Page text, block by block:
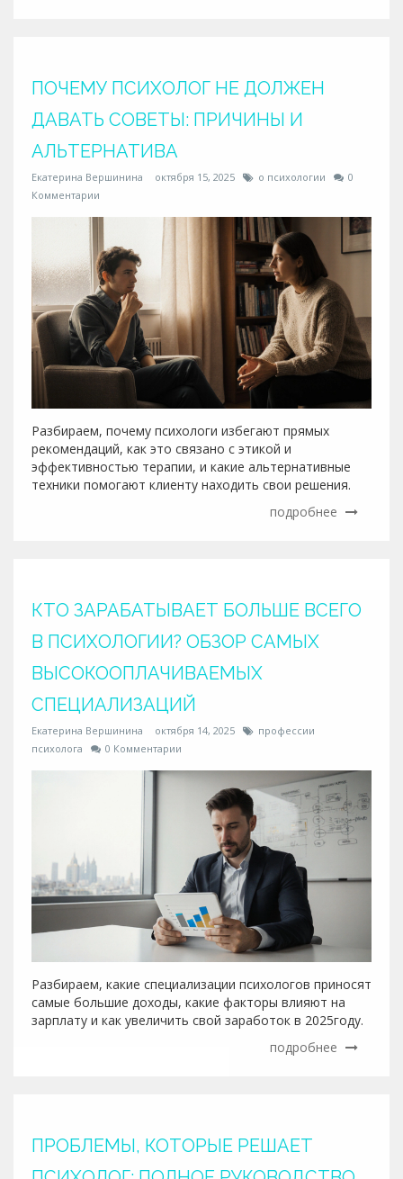
ПОЧЕМУ ПСИХОЛОГ НЕ ДОЛЖЕН
ДАВАТЬ СОВЕТЫ: ПРИЧИНЫ И
АЛЬТЕРНАТИВА
Екатерина Вершинина октября 15, 2025 о психологии
0
Комментарии
Разбираем, почему психологи избегают прямых
рекомендаций, как это связано с этикой и
эффективностью терапии, и какие альтернативные
техники помогают клиенту находить свои решения.
подробнее
КТО ЗАРАБАТЫВАЕТ БОЛЬШЕ ВСЕГО
В ПСИХОЛОГИИ? ОБЗОР САМЫХ
ВЫСОКООПЛАЧИВАЕМЫХ
СПЕЦИАЛИЗАЦИЙ
Екатерина Вершинина октября 14, 2025
профессии
психолога
0 Комментарии
Разбираем, какие специализации психологов приносят
самые большие доходы, какие факторы влияют на
зарплату и как увеличить свой заработок в 2025году.
подробнее
ПРОБЛЕМЫ, КОТОРЫЕ РЕШАЕТ